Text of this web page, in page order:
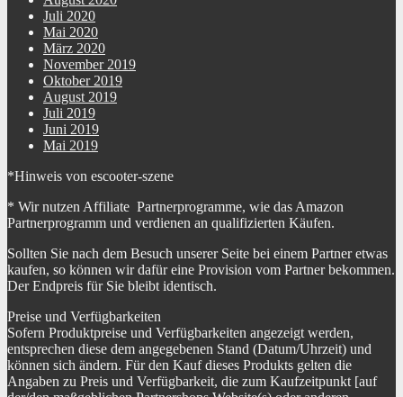
Juli 2020
Mai 2020
März 2020
November 2019
Oktober 2019
August 2019
Juli 2019
Juni 2019
Mai 2019
*Hinweis von escooter-szene
* Wir nutzen Affiliate Partnerprogramme, wie das Amazon
Partnerprogramm und verdienen an qualifizierten Käufen.
Sollten Sie nach dem Besuch unserer Seite bei einem Partner etwas
kaufen, so können wir dafür eine Provision vom Partner bekommen.
Der Endpreis für Sie bleibt identisch.
Preise und Verfügbarkeiten
Sofern Produktpreise und Verfügbarkeiten angezeigt werden,
entsprechen diese dem angegebenen Stand (Datum/Uhrzeit) und
können sich ändern. Für den Kauf dieses Produkts gelten die
Angaben zu Preis und Verfügbarkeit, die zum Kaufzeitpunkt [auf